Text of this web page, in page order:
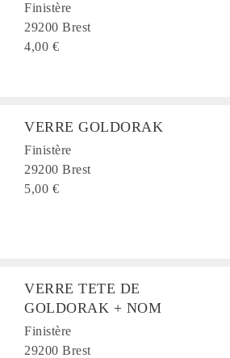
Finistère
29200 Brest
4,00 €
VERRE GOLDORAK
Finistère
29200 Brest
5,00 €
VERRE TETE DE
GOLDORAK + NOM
Finistère
29200 Brest